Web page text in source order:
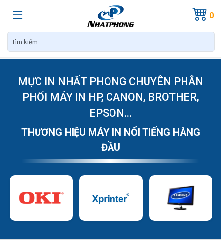
0
MỰC IN NHẤT PHONG CHUYÊN PHÂN
PHỐI MÁY IN HP, CANON, BROTHER,
EPSON...
THƯƠNG HIỆU MÁY IN NỔI TIẾNG HÀNG
ĐẦU